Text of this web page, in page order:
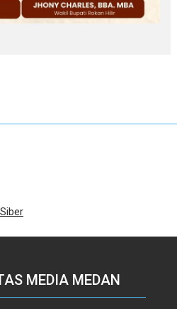
MEDIA MEDAN